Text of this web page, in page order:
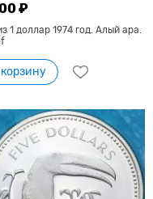
₽
1 доллар 1974 год. Алый ара.